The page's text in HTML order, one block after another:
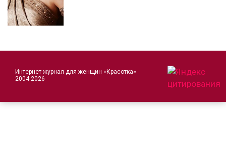
Интернет-журнал для женщин «Красотка»
2004-2026